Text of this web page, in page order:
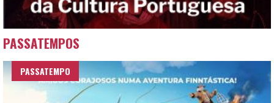
PASSATEMPOS
PASSATEMPO